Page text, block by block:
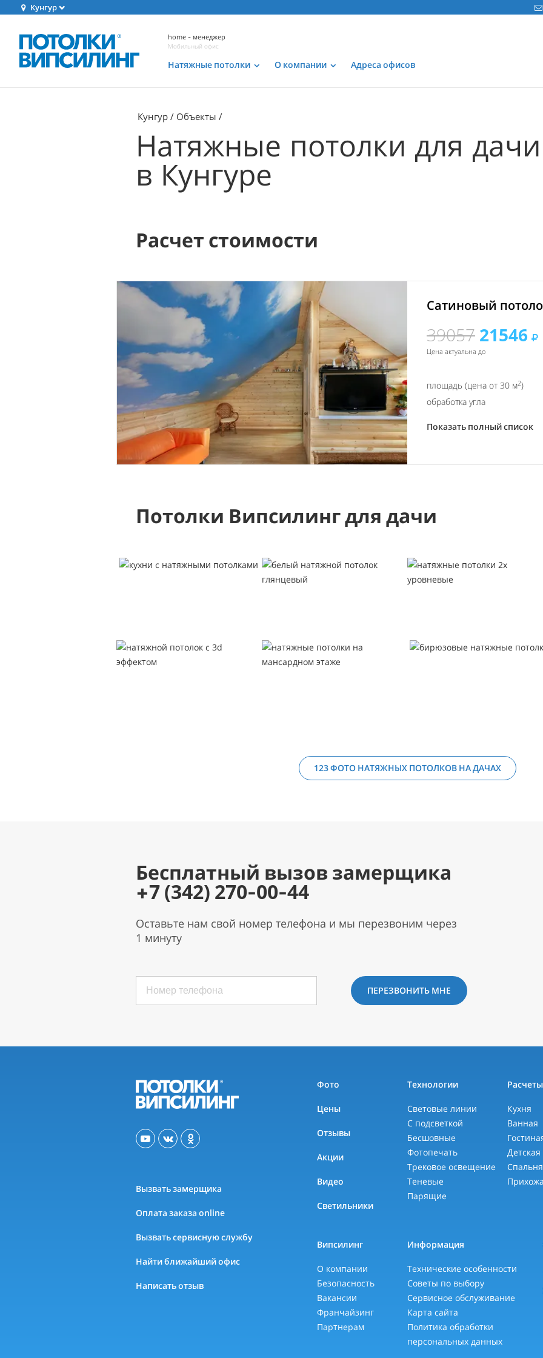
Кунгур
home - менеджер
Мобильный офис
Натяжные потолки О компании Адреса офисов
Кунгур Объекты
Натяжные потолки для дачи
в Кунгуре
Расчет стоимости
Сатиновый
39057 21546
Цена актуальна до
площадь (цена от 30 м2)
обработка угла
Показать полный список
Потолки Випсилинг для дачи
123 ФОТО НАТЯЖНЫХ ПОТОЛКОВ НА ДАЧАХ
Бесплатный вызов замерщика
+7 (342) 270-00-44
Оставьте нам свой номер телефона и мы перезвоним через
1 минуту
ПЕРЕЗВОНИТЬ МНЕ
Вызвать замерщика
Оплата заказа online
Вызвать сервисную службу
Найти ближайший офис
Написать отзыв
Фото
Цены
Отзывы
Акции
Видео
Светильники
Технологии
Световые линии
С подсветкой
Бесшовные
Фотопечать
Трековое освещение
Теневые
Парящие
Расчеты
Кухня
Ванная
Детская
Спальня
Випсилинг
О компании
Безопасность
Вакансии
Франчайзинг
Партнерам
Информация
Технические особенности
Советы по выбору
Сервисное обслуживание
Карта сайта
Политика обработки
персональных данных